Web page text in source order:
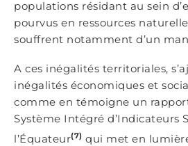
populations résidant au sein
pourvus en ressources
souffrent notamment d’un
A ces inégalités territoriales,
inégalités économiques et
comme en témoigne un
Système Intégré d’Indicateurs
l’Équateur(7) qui met en